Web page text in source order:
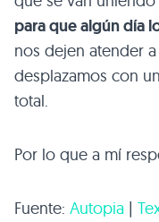
para que algún día
nos dejen atender
desplazamos con
total.
Por lo que a mí
Fuente: Autopia |